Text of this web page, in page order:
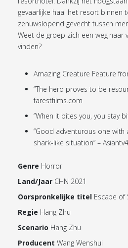
gevaarlijke haai het resort binnen
zenuwslopend gevecht tussen
Weet de groep zich een weg naar
vinden?
Amazing Creature Feature
“The hero proves to be
farestfilms.com
“When it bites you, you stay
“Good adventurous one
shark-like situation” –
Genre Horror
Land/Jaar CHN 2021
Oorspronkelijke titel Escape of
Regie Hang Zhu
Scenario Hang Zhu
Producent Wang Wenshui